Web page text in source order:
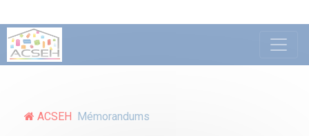
ACSEH Mémorandums